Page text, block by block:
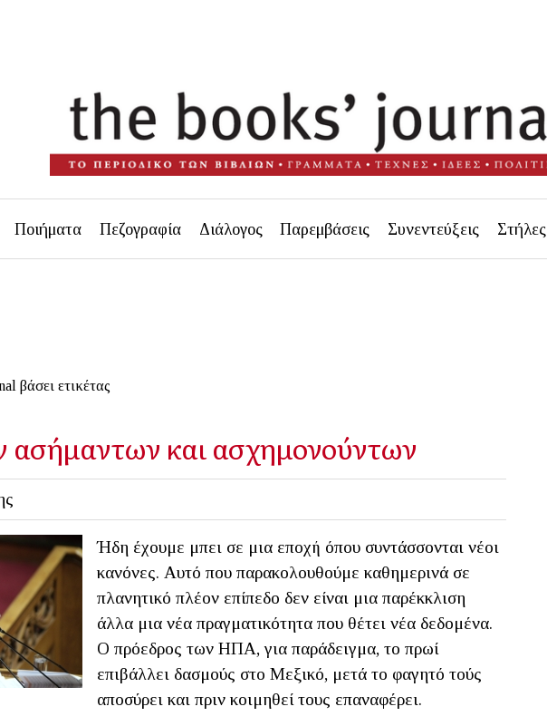
Ποιήματα Πεζογραφία Διάλογος Παρεμβάσεις Συνεντεύξεις Στήλες
βάσει ετικέτας
και ασχημονούντων
Ήδη έχουμε μπει σε μια εποχή όπου συντάσσονται νέοι
κανόνες. Αυτό που παρακολουθούμε καθημερινά σε
πλανητικό πλέον επίπεδο δεν είναι μια παρέκκλιση
άλλα μια νέα πραγματικότητα που θέτει νέα δεδομένα.
Ο πρόεδρος των ΗΠΑ, για παράδειγμα, το πρωί
επιβάλλει δασμούς στο Μεξικό, μετά το φαγητό τούς
αποσύρει και πριν κοιμηθεί τους επαναφέρει.